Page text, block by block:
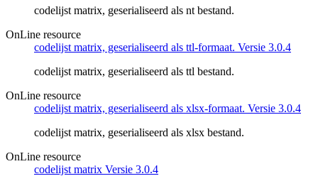
codelijst matrix, geserialiseerd als nt bestand.
OnLine resource
codelijst matrix, geserialiseerd als ttl-formaat. Versie 3.0.4
codelijst matrix, geserialiseerd als ttl bestand.
OnLine resource
codelijst matrix, geserialiseerd als xlsx-formaat. Versie 3.0.4
codelijst matrix, geserialiseerd als xlsx bestand.
OnLine resource
codelijst matrix Versie 3.0.4